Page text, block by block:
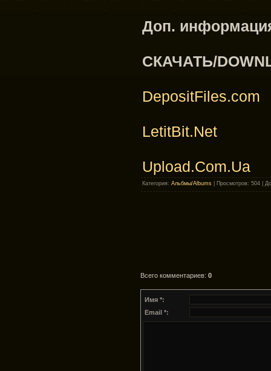
Доп.
СКАЧАТЬ/
DepositFiles.com
LetitBit.Net
Upload.Com.Ua
Категория: Альбмы/Albums Просмотров: 504 |
Всего комментариев: 0
Имя *:
Email *: